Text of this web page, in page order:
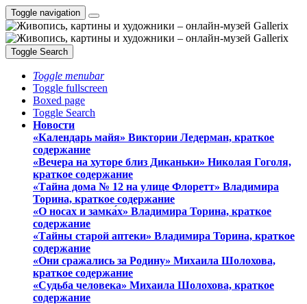
Toggle navigation
Toggle Search
Toggle menubar
Toggle fullscreen
Boxed page
Toggle Search
Новости
«Календарь майя» Виктории Ледерман, краткое
содержание
«Вечера на хуторе близ Диканьки» Николая Гоголя,
краткое содержание
«Тайна дома № 12 на улице Флоретт» Владимира
Торина, краткое содержание
«О носах и замка́х» Владимира Торина, краткое
содержание
«Тайны старой аптеки» Владимира Торина, краткое
содержание
«Они сражались за Родину» Михаила Шолохова,
краткое содержание
«Судьба человека» Михаила Шолохова, краткое
содержание